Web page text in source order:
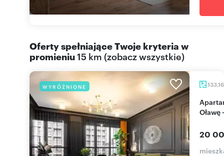
Oferty spełniające Twoje kryteria w
promieniu15 km (zobacz wszystkie)
WYRÓŻNIONE
Apartament premium 133 m² z widokiem na
Oławę
20